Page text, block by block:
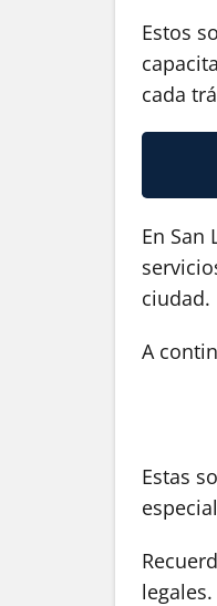
Estos
cada
En San
ciudad.
A
Estas
legales.